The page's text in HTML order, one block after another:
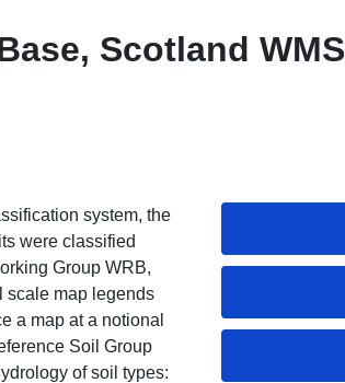
Scotland WMS
system, the
were classified
Group WRB,
scale map legends
a map at a notional
Soil Group
of soil types: